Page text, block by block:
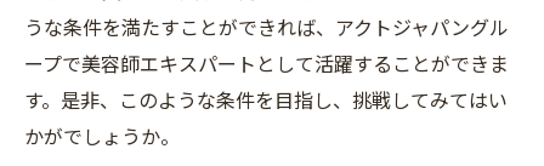
うな条件を満たすことができれば、アクトジャパングル
ープで美容師エキスパートとして活躍することができま
す。是非、このような条件を目指し、挑戦してみてはい
かがでしょうか。